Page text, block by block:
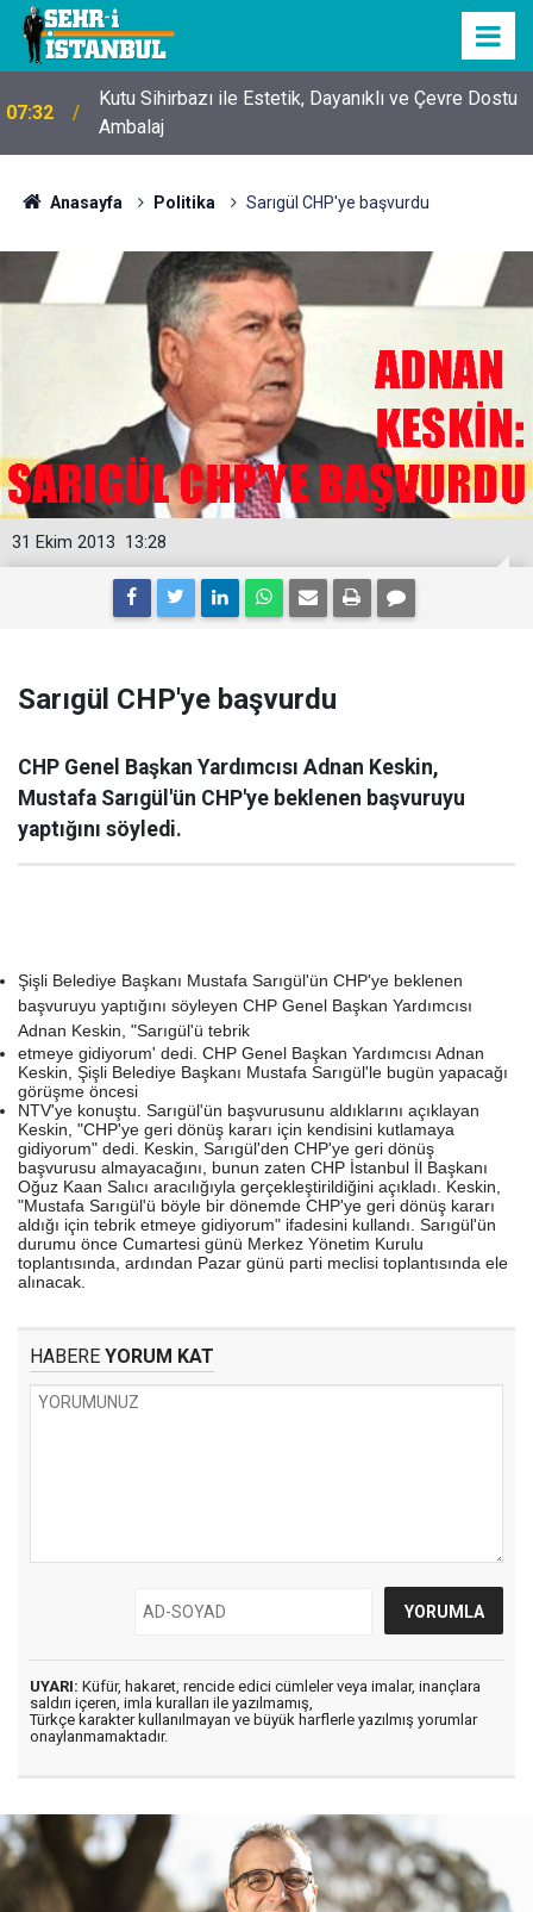
07:32
Kutu Sihirbazı ile Estetik, Dayanıklı ve Çevre Dostu
Ambalaj
Anasayfa Politika Sarıgül CHP'ye başvurdu
13:28
31 Ekim 2013
Sarıgül CHP'ye başvurdu
CHP Genel Başkan Yardımcısı Adnan Keskin,
Mustafa Sarıgül'ün CHP'ye beklenen başvuruyu
yaptığını söyledi.
Şişli Belediye Başkanı Mustafa Sarıgül'ün CHP'ye beklenen
başvuruyu yaptığını söyleyen CHP Genel Başkan Yardımcısı
Adnan Keskin, "Sarıgül'ü tebrik
etmeye gidiyorum' dedi. CHP Genel Başkan Yardımcısı Adnan
Keskin, Şişli Belediye Başkanı Mustafa Sarıgül'le bugün yapacağı
görüşme öncesi
NTV'ye konuştu. Sarıgül'ün başvurusunu aldıklarını açıklayan
Keskin, "CHP'ye geri dönüş kararı için kendisini kutlamaya
gidiyorum" dedi. Keskin, Sarıgül'den CHP'ye geri dönüş
başvurusu almayacağını, bunun zaten CHP İstanbul İl Başkanı
Oğuz Kaan Salıcı aracılığıyla gerçekleştirildiğini açıkladı. Keskin,
"Mustafa Sarıgül'ü böyle bir dönemde CHP'ye geri dönüş kararı
aldığı için tebrik etmeye gidiyorum" ifadesini kullandı. Sarıgül'ün
durumu önce Cumartesi günü Merkez Yönetim Kurulu
toplantısında, ardından Pazar günü parti meclisi toplantısında ele
alınacak.
HABERE YORUM KAT
UYARI: Küfür, hakaret, rencide edici cümleler veya imalar, inançlara
saldırı içeren, imla kuralları ile yazılmamış,
Türkçe karakter kullanılmayan ve büyük harflerle yazılmış yorumlar
onaylanmamaktadır.